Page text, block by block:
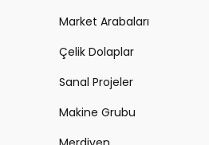
Market Arabaları
Çelik Dolaplar
Sanal Projeler
Makine Grubu